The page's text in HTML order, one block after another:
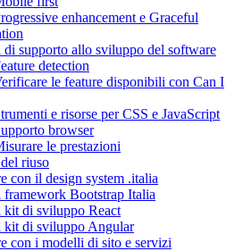
enhancement e Graceful
di supporto allo sviluppo del software
detection
le feature disponibili con Can I
e risorse per CSS e JavaScript
browser
le prestazioni
riuso
con il design system .italia
framework Bootstrap Italia
kit di sviluppo React
kit di sviluppo Angular
con i modelli di sito e servizi